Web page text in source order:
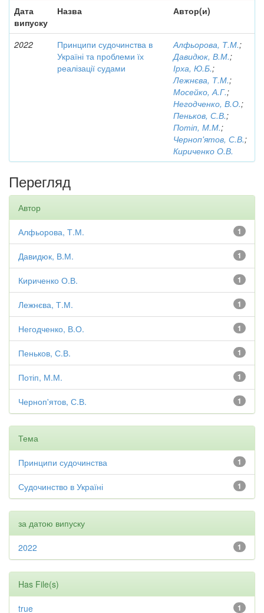
Дата
випуску
Назва Автор(и)
2022
Принципи судочинства в
Україні та проблеми їх
реалізації судами
Алфьорова, Т.М.;
Давидюк, В.М.;
Ірха, Ю.Б.;
Лежнєва, Т.М.;
Мосейко, А.Г.;
Негодченко, В.О.;
Пеньков, С.В.;
Потіп, М.М.;
Черноп'ятов, С.В.;
Кириченко О.В.
Перегляд
Автор
1
Алфьорова, Т.М.
1
Давидюк, В.М.
1
Кириченко О.В.
1
Лежнєва, Т.М.
1
Негодченко, В.О.
1
Пеньков, С.В.
1
Потіп, М.М.
1
Черноп'ятов, С.В.
Тема
1
Принципи судочинства
1
Судочинство в Україні
за датою випуску
1
2022
Has File(s)
1
true